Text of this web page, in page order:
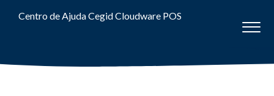
Centro de Ajuda Cegid Cloudware POS